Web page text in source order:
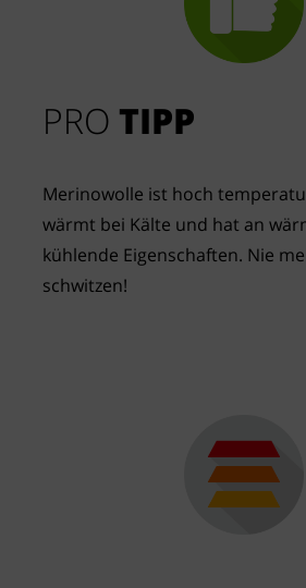
PRO TIPP
Merinowolle ist hoch
wärmt bei Kälte und hat an
kühlende Eigenschaften. Nie
schwitzen!